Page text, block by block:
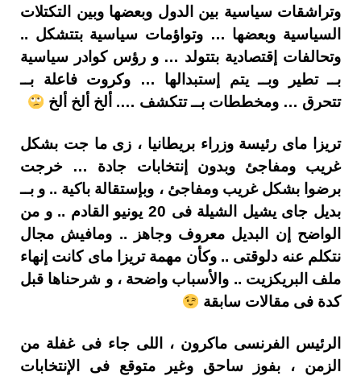
وتراشقات سياسية بين الدول وبعضها وبين التكتلات
السياسية وبعضها … وتواؤمات سياسية بتتشكل ..
وتحالفات إقتصادية بتتولد … و رؤس كوادر سياسية
بــ تطير وبــ يتم إستبدالها … وكروت فاعلة بــ
تتحرق … ومخططات بــ تتكشف …. ألخ ألخ ألخ
تريزا ماى رئيسة وزراء بريطانيا ، زى ما جت بشكل
غريب ومفاجئ وبدون إنتخابات جادة … خرجت
برضوا بشكل غريب ومفاجئ ، وبإستقالة باكية .. و بــ
بديل جاى يشيل الشيلة فى 20 يونيو القادم .. و من
الواضح إن البديل معروف وجاهز .. ومافيش مجال
نتكلم عنه دلوقتى .. وكأن مهمة تريزا ماى كانت إنهاء
ملف البريكزيت .. والأسباب واضحة ، و شرحناها قبل
كدة فى مقالات سابقة
الرئيس الفرنسى ماكرون ، اللى جاء فى غفلة من
الزمن ، بفوز ساحق وغير متوقع فى الإنتخابات